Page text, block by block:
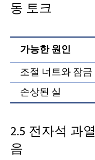
동 토크
가능한 원인
조절 너트와 잠
손상된 실
2.5 전자석 과
음